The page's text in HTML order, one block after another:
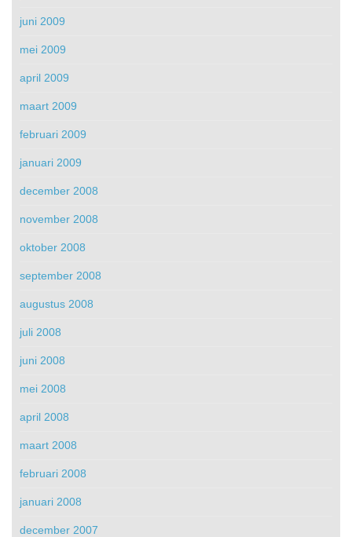
juni 2009
mei 2009
april 2009
maart 2009
februari 2009
januari 2009
december 2008
november 2008
oktober 2008
september 2008
augustus 2008
juli 2008
juni 2008
mei 2008
april 2008
maart 2008
februari 2008
januari 2008
december 2007